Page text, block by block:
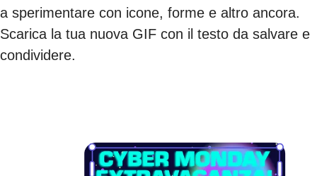
a sperimentare con icone, forme e altro ancora.
Scarica la tua nuova GIF con il testo da salvare e
condividere.